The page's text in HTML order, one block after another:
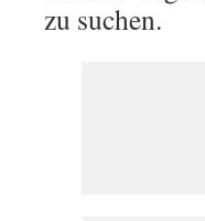
zu suchen.